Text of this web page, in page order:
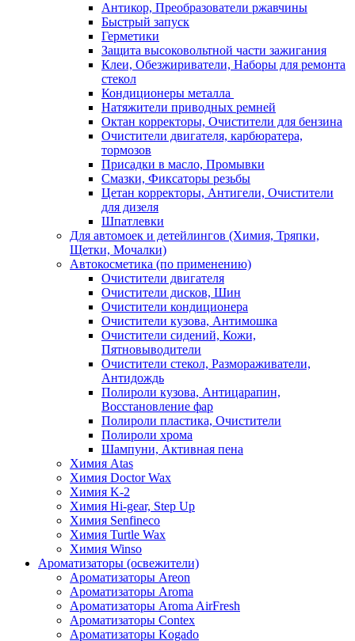
Антикор, Преобразователи ржавчины
Быстрый запуск
Герметики
Защита высоковольтной части зажигания
Клеи, Обезжириватели, Наборы для ремонта
стекол
Кондиционеры металла
Натяжители приводных ремней
Октан корректоры, Очистители для бензина
Очистители двигателя, карбюратера,
тормозов
Присадки в масло, Промывки
Смазки, Фиксаторы резьбы
Цетан корректоры, Антигели, Очистители
для дизеля
Шпатлевки
Для автомоек и детейлингов (Химия, Тряпки,
Щетки, Мочалки)
Автокосметика (по применению)
Очистители двигателя
Очистители дисков, Шин
Очистители кондиционера
Очистители кузова, Антимошка
Очистители сидений, Кожи,
Пятновыводители
Очистители стекол, Размораживатели,
Антидождь
Полироли кузова, Антицарапин,
Восстановление фар
Полироли пластика, Очистители
Полироли хрома
Шампуни, Активная пена
Химия Atas
Химия Doctor Wax
Химия K-2
Химия Hi-gear, Step Up
Химия Senfineco
Химия Turtle Wax
Химия Winso
Ароматизаторы (освежители)
Ароматизаторы Areon
Ароматизаторы Aroma
Ароматизаторы Aroma AirFresh
Ароматизаторы Contex
Ароматизаторы Kogado